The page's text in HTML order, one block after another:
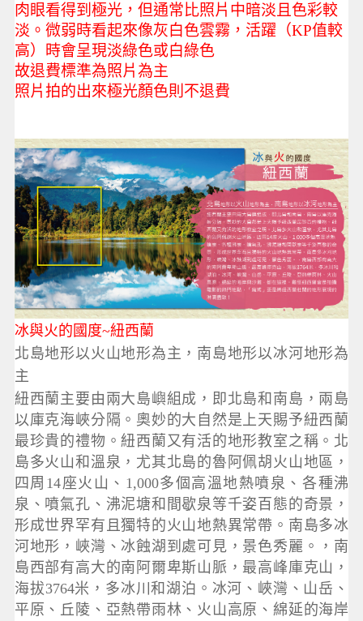
肉眼看得到極光，但通常比照片中暗淡且色彩較
淡。微弱時看起來像灰白色雲霧，活躍（KP值較
高）時會呈現淡綠色或白綠色
故退費標準為照片為主
照片拍的出來極光顏色則不退費
冰與火的國度~紐西蘭
北島地形以火山地形為主，南島地形以冰河地形為
主
紐西蘭主要由兩大島嶼組成，即北島和南島，兩島
以庫克海峽分隔。奧妙的大自然是上天賜予紐西蘭
最珍貴的禮物。紐西蘭又有活的地形教室之稱。北
島多火山和溫泉，尤其北島的魯阿佩胡火山地區，
四周14座火山、1,000多個高溫地熱噴泉、各種沸
泉、噴氣孔、沸泥塘和間歇泉等千姿百態的奇景，
形成世界罕有且獨特的火山地熱異常帶。南島多冰
河地形，峽灣、冰蝕湖到處可見，景色秀麗。，南
島西部有高大的南阿爾卑斯山脈，最高峰庫克山，
海拔3764米，多冰川和湖泊。冰河、峽灣、山岳、
平原、丘陵、亞熱帶雨林、火山高原、綿延的海岸